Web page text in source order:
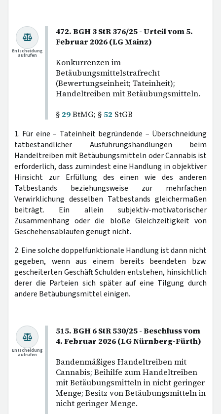
472. BGH 3 StR 376/25 - Urteil vom 5.
Februar 2026 (LG Mainz)
Konkurrenzen im
Betäubungsmittelstrafrecht
(Bewertungseinheit; Tateinheit);
Handeltreiben mit Betäubungsmitteln.
§ 29BtMG; § 52 StGB
Entscheidung
aufrufen
1. Für eine – Tateinheit begründende – Überschneidung
tatbestandlicher Ausführungshandlungen beim
Handeltreiben mit Betäubungsmitteln oder Cannabis ist
erforderlich, dass zumindest eine Handlung in objektiver
Hinsicht zur Erfüllung des einen wie des anderen
Tatbestands beziehungsweise zur mehrfachen
Verwirklichung desselben Tatbestands gleichermaßen
beiträgt. Ein allein subjektiv-motivatorischer
Zusammenhang oder die bloße Gleichzeitigkeit von
Geschehensabläufen genügt nicht.
2. Eine solche doppelfunktionale Handlung ist dann nicht
gegeben, wenn aus einem bereits beendeten bzw.
gescheiterten Geschäft Schulden entstehen, hinsichtlich
derer die Parteien sich später auf eine Tilgung durch
andere Betäubungsmittel einigen.
515. BGH 6 StR 530/25 - Beschluss vom
4. Februar 2026 (LG Nürnberg-Fürth)
Bandenmäßiges Handeltreiben mit
Cannabis; Beihilfe zum Handeltreiben
mit Betäubungsmitteln in nicht geringer
Menge; Besitz von Betäubungsmitteln in
nicht geringer Menge.
Entscheidung
aufrufen